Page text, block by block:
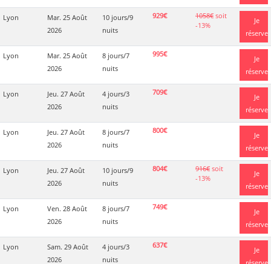
Lyon
Mar. 25 Août
2026
10 jours/9
nuits
929€ 1058€ soit
-13%
Je
réserve
Lyon
Mar. 25 Août
2026
8 jours/7
nuits
995€
Je
réserve
Lyon
Jeu. 27 Août
2026
4 jours/3
nuits
709€
Je
réserve
Lyon
Jeu. 27 Août
2026
8 jours/7
nuits
800€
Je
réserve
Lyon
Jeu. 27 Août
2026
10 jours/9
nuits
804€ 916€ soit
-13%
Je
réserve
Lyon
Ven. 28 Août
2026
8 jours/7
nuits
749€
Je
réserve
Lyon
Sam. 29 Août
2026
4 jours/3
nuits
637€
Je